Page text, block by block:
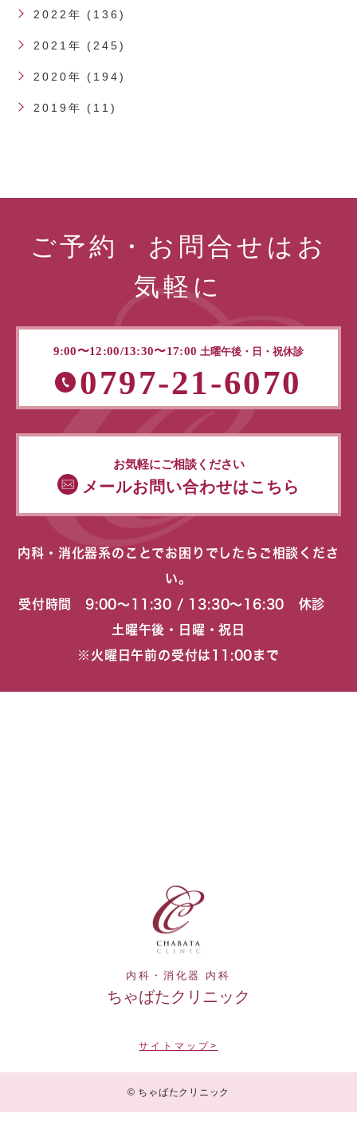
2022年 (136)
2021年 (245)
2020年 (194)
2019年 (11)
ご予約・お問合せはお
気軽に
9:00〜12:00/13:30〜17:00 土曜午後・日・祝休診
0797-21-6070
お気軽にご相談ください
メールお問い合わせはこちら
内科・消化器系のことでお困りでしたらご相談くださ
い。
受付時間 9:00〜11:30 / 13:30〜16:30 休診
土曜午後・日曜・祝日
※火曜日午前の受付は11:00まで
内科・消化器 内科
ちゃばたクリニック
サイトマップ>
© ちゃばたクリニック